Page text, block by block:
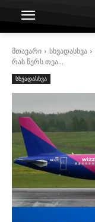
მთავარი სხვადასხვა
რას წერს თეა...
სხვადასხვა